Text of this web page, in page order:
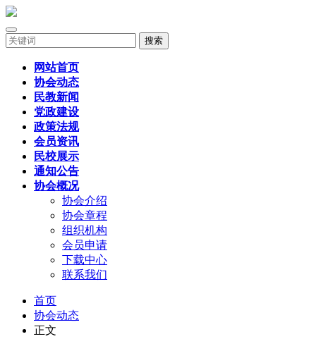
搜索
网站首页
协会动态
民教新闻
党政建设
政策法规
会员资讯
民校展示
通知公告
协会概况
协会介绍
协会章程
组织机构
会员申请
下载中心
联系我们
首页
协会动态
正文